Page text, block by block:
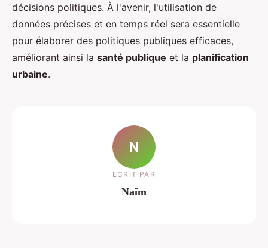
décisions politiques. À l'avenir, l'utilisation de
données précises et en temps réel sera essentielle
pour élaborer des politiques publiques efficaces,
améliorant ainsi la santé publique et la planification
urbaine.
N
ECRIT PAR
Naïm